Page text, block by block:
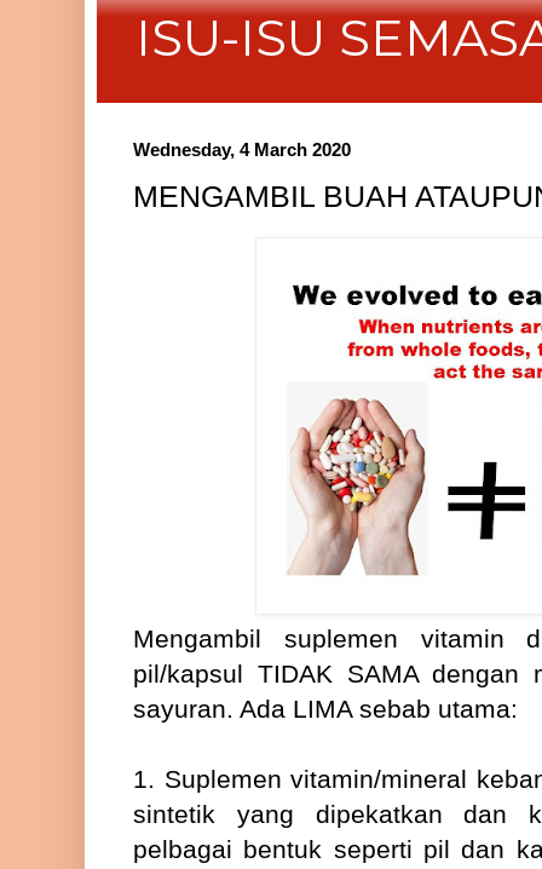
ISU-ISU
Wednesday, 4 March 2020
MENGAMBIL BUAH
Mengambil suplemen vitamin
pil/kapsul TIDAK SAMA dengan
sayuran. Ada LIMA sebab utama:
1. Suplemen vitamin/mineral
sintetik yang dipekatkan dan
pelbagai bentuk seperti pil dan